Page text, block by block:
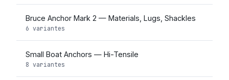
Bruce Anchor Mark 2 — Materials, Lugs, Shackles
6 variantes
Small Boat Anchors — Hi-Tensile
8 variantes